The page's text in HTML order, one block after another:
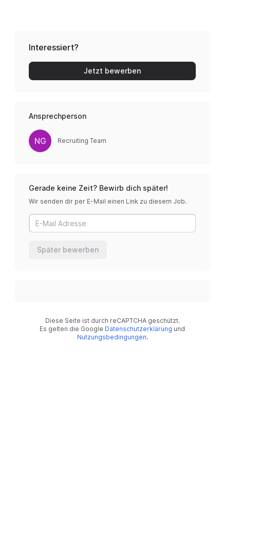
Interessiert?
Jetzt bewerben
Ansprechperson
NG Recruiting Team
Gerade keine Zeit? Bewirb dich später!
Wir senden dir per E-Mail einen Link zu diesem Job.
Später bewerben
Diese Seite ist durch reCAPTCHA geschützt.
Es gelten die Google Datenschutzerklärung und
Nutzungsbedingungen.